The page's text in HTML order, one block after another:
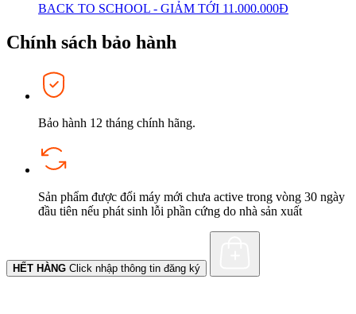
BACK TO SCHOOL - GIẢM TỚI 11.000.000Đ
Chính sách bảo hành
Bảo hành 12 tháng chính hãng.
Sản phẩm được đổi máy mới chưa active trong vòng 30 ngày
đầu tiên nếu phát sinh lỗi phần cứng do nhà sản xuất
HẾT HÀNG Click nhập thông tin đăng ký